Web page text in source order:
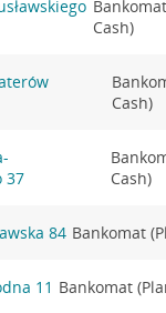
Cash)
Cash)
37
Cash)
84 Bankomat
11 Bankomat